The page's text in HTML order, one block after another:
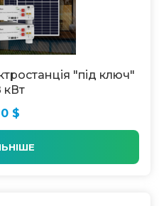
"під ключ"
кВт
$